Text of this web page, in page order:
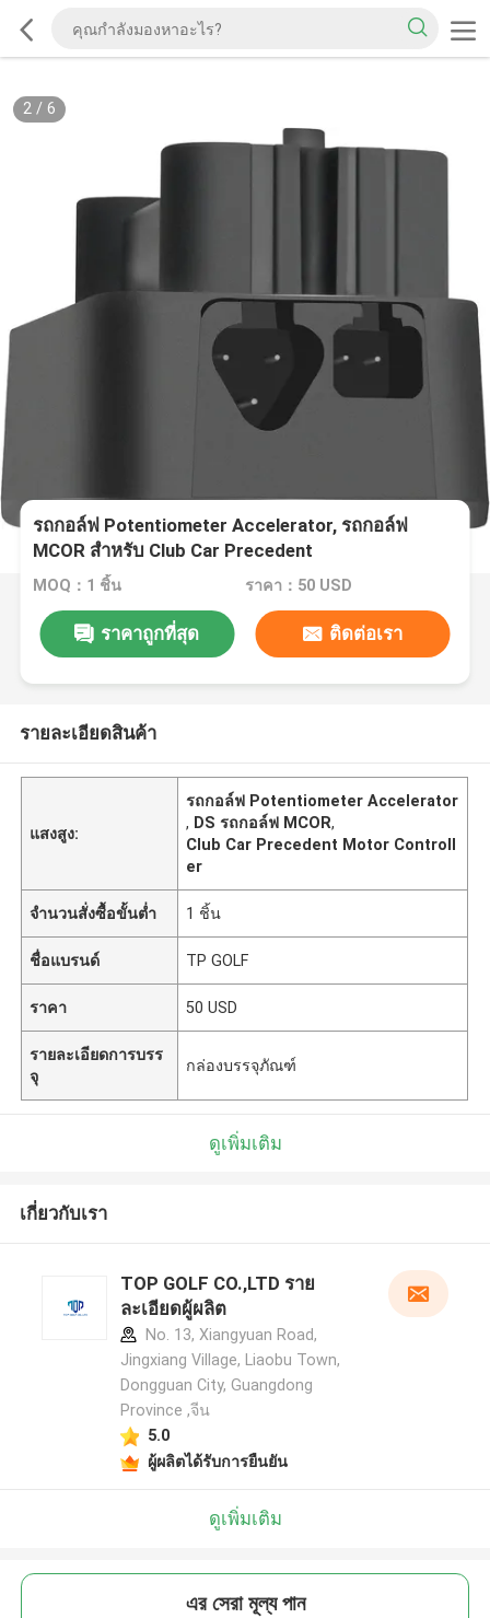
2/ 6
รถกอล์ฟ Potentiometer Accelerator, รถกอล์ฟ
MCOR สำหรับ Club Car Precedent
MOQ：1 ชิ้น ราคา：50 USD
ราคาถูกที่สุด ติดต่อเรา
รายละเอียดสินค้า
แสงสูง:
รถกอล์ฟ Potentiometer Accelerator
, DS รถกอล์ฟ MCOR,
Club Car Precedent Motor Controll
er
จำนวนสั่งซื้อขั้นต่ำ 1 ชิ้น
ชื่อแบรนด์ TP GOLF
ราคา 50 USD
รายละเอียดการบรร
จุ
กล่องบรรจุภัณฑ์
ดูเพิ่มเติม
เกี่ยวกับเรา
TOP GOLF CO.,LTD ราย
ละเอียดผู้ผลิต
No. 13, Xiangyuan Road,
Jingxiang Village, Liaobu Town,
Dongguan City, Guangdong
Province ,จีน
5.0
ผู้ผลิตได้รับการยืนยัน
ดูเพิ่มเติม
এর সেরা মূল্য পান